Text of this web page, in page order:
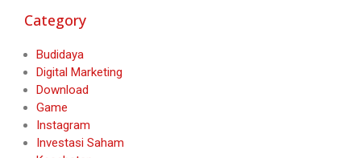
Category
Budidaya
Digital Marketing
Download
Game
Instagram
Investasi Saham